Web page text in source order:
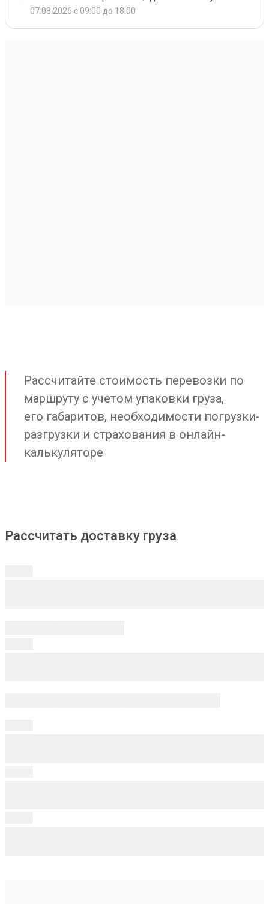
07.08.2026 с 09:00 до 18:00
Рассчитайте стоимость перевозки по
маршруту с учетом упаковки груза,
его габаритов, необходимости погрузки-
разгрузки и страхования в онлайн-
калькуляторе
Рассчитать доставку груза